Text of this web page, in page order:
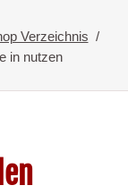
Verzeichnis
in nutzen